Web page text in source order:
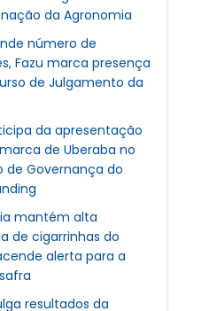
da Agronomia
número de
Fazu marca presença
de Julgamento da
da apresentação
de Uberaba no
de Governança do
mantém alta
de cigarrinhas do
alerta para a
resultados da